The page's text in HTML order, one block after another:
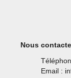
Nous
Email :